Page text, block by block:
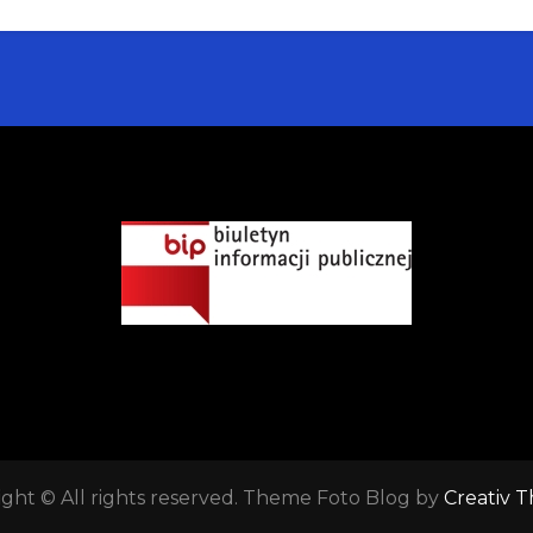
© All rights reserved. Theme Foto Blog by Creativ